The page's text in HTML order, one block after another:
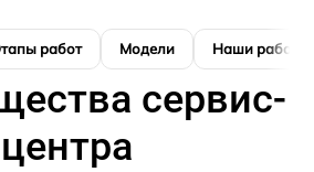
работ Модели Наши работы
сервис-
центра